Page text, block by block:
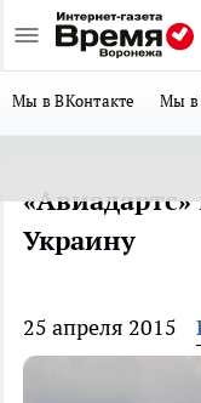
Мы в ВКонтакте Мы в
Украину
25 апреля 2015